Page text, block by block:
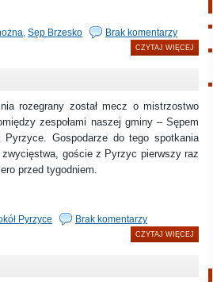
Sęp Brzesko Brak komentarzy
CZYTAJ WIĘCEJ
został mecz o mistrzostwo
zespołami naszej gminy – Sępem
Pyrzyce. Gospodarze do tego spotkania
goście z Pyrzyc pierwszy raz
przed tygodniem.
Pyrzyce Brak komentarzy
CZYTAJ WIĘCEJ